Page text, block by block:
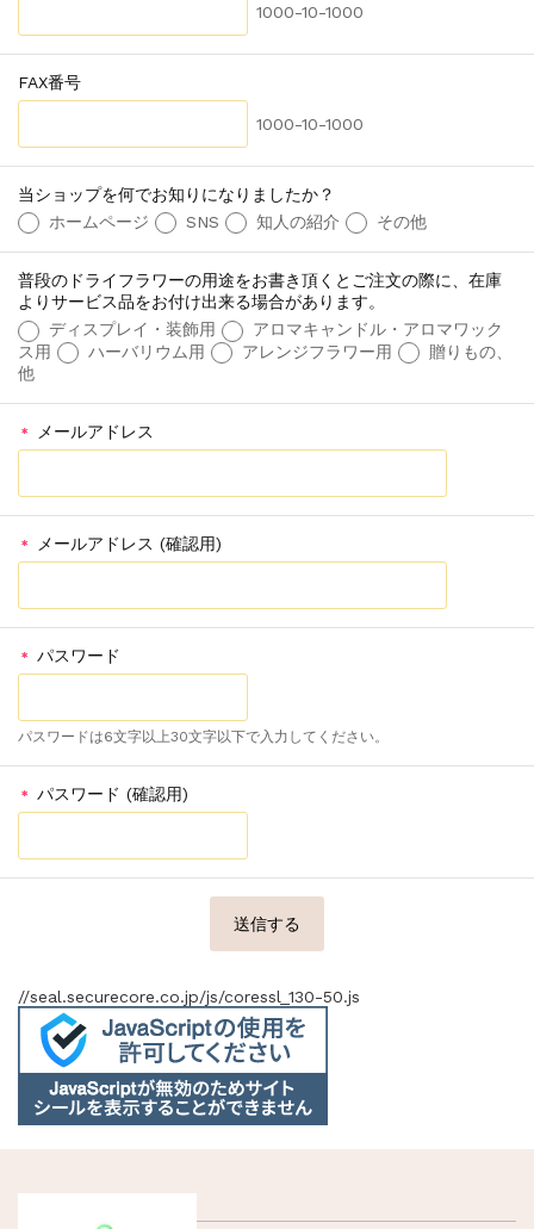
1000-10-1000
FAX番号
1000-10-1000
当ショップを何でお知りになりましたか？
ホームページ
SNS 知人の紹介 その他
普段のドライフラワーの用途をお書き頂くとご注文の際に、在庫
よりサービス品をお付け出来る場合があります。
ディスプレイ・装飾用
アロマキャンドル・アロマワック
ス用
ハーバリウム用 アレンジフラワー用
贈りもの、
他
＊ メールアドレス
＊ メールアドレス (確認用)
＊ パスワード
パスワードは6文字以上30文字以下で入力してください。
＊ パスワード (確認用)
//seal.securecore.co.jp/js/coressl_130-50.js